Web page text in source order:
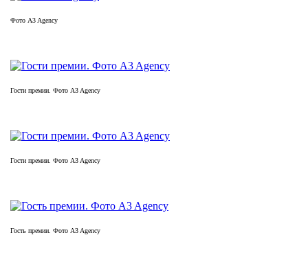
Фото A3 Agency
Гости премии. Фото A3 Agency
Гости премии. Фото A3 Agency
Гость премии. Фото A3 Agency